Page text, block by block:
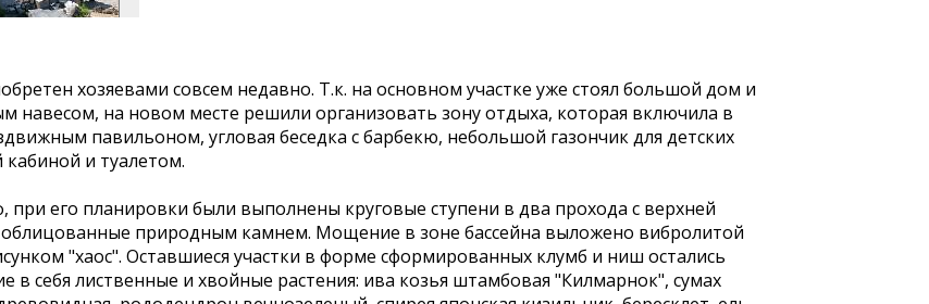
хозяевами совсем недавно. Т.к. на основном участке уже стоял большой дом и
навесом, на новом месте решили организовать зону отдыха, которая включила в
павильоном, угловая беседка с барбекю, небольшой газончик для детских
кабиной и туалетом.
его планировки были выполнены круговые ступени в два прохода с верхней
природным камнем. Мощение в зоне бассейна выложено вибролитой
"хаос". Оставшиеся участки в форме сформированных клумб и ниш остались
себя лиственные и хвойные растения: ива козья штамбовая "Килмарнок", сумах